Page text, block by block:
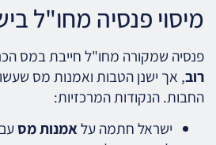
מיסוי פנסיה מחו"ל
פנסיה שמקורה מחו"ל חייבת במס
רוב, אך ישנן הטבות ואמנות מס
החבות. הנקודות המרכזיות:
ישראל חתמה עלאמנות מס